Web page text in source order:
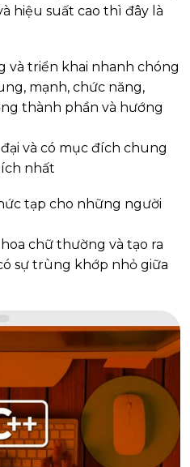
hiệu suất cao thì đây là
và triển khai nhanh chóng
mạnh, chức năng,
thành phần và hướng
và có mục đích chung
nhất
tạp cho những người
chữ thường và tạo ra
sự trùng khớp nhỏ giữa